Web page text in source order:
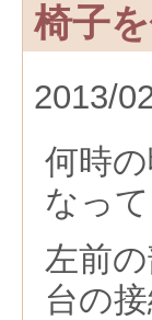
椅子
2013/
何時
なっ
左前
台の